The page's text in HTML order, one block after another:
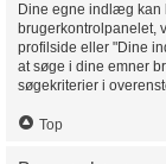
Dine egne indlæg kan
brugerkontrolpanelet,
profilside eller "Dine
at søge i dine emner
søgekriterier i
Top